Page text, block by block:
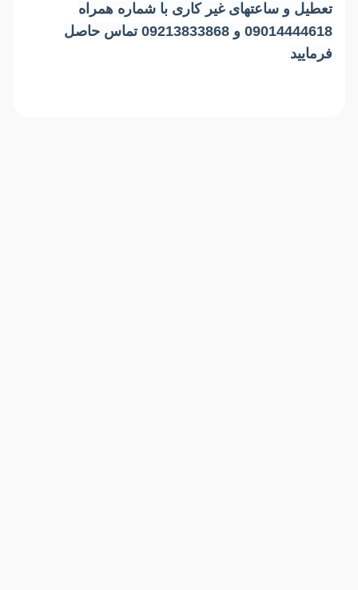
تعطیل و ساعتهای غیر کاری با شماره همراه
09014444618 و 09213833868 تماس حاصل
فرمایید